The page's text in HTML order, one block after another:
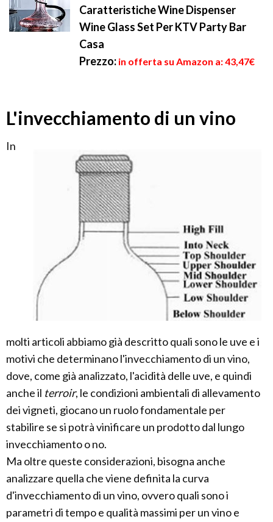
Caratteristiche Wine Dispenser
Wine Glass Set Per KTV Party Bar
Casa
Prezzo: in offerta su Amazon a: 43,47€
L'invecchiamento di un vino
In
molti articoli abbiamo già descritto quali sono le uve e i
motivi che determinano l'invecchiamento di un vino,
dove, come già analizzato, l'acidità delle uve, e quindi
anche il terroir, le condizioni ambientali di allevamento
dei vigneti, giocano un ruolo fondamentale per
stabilire se si potrà vinificare un prodotto dal lungo
invecchiamento o no.
Ma oltre queste considerazioni, bisogna anche
analizzare quella che viene definita la curva
d'invecchiamento di un vino, ovvero quali sono i
parametri di tempo e qualità massimi per un vino e